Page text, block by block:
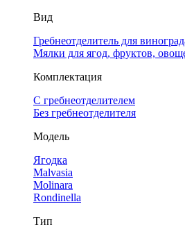
Вид
Гребнеотделитель для
Мялки для ягод, фруктов,
Комплектация
С гребнеотделителем
Без гребнеотделителя
Модель
Ягодка
Malvasia
Molinara
Rondinella
Тип